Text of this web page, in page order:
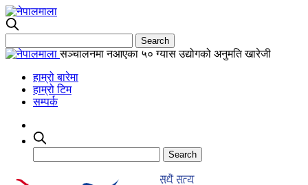
सञ्चालनमा नआएका ५० ग्यास उद्योगको अनुमति खारेजी
हाम्रो बारेमा
हाम्रो टिम
सम्पर्क